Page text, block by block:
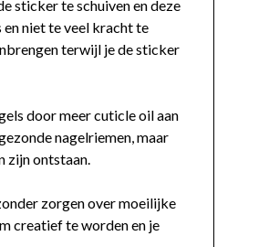
sticker te schuiven en deze
niet te veel kracht te
terwijl je de sticker
door meer cuticle oil aan
nagelriemen, maar
zijn ontstaan.
zorgen over moeilijke
creatief te worden en je